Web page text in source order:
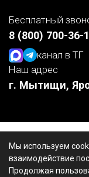
Мы используем
взаимодействие
Продолжая
Бесплатный
8 (800) 700-36-
канал в ТГ
Наш адрес
г. Мытищи,